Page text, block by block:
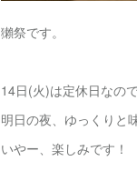
獺祭です。
14日(火)は定休日なので
明日の夜、ゆっくりと
いやー、楽しみです！